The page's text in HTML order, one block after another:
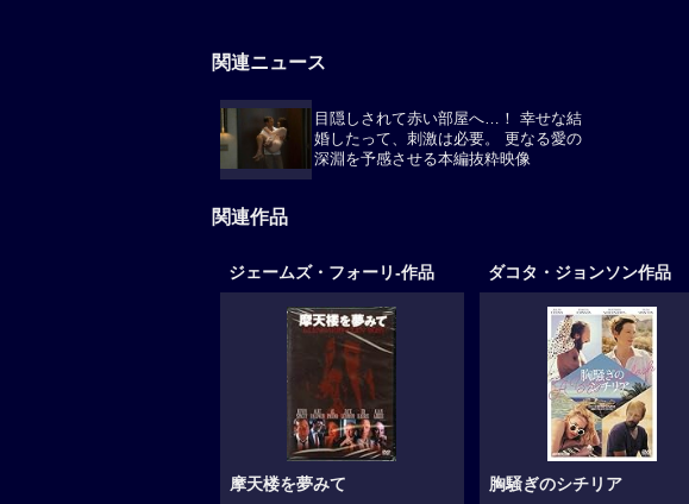
関連ニュース
目隠しされて赤い部屋へ…！ 幸せな結
婚したって、刺激は必要。 更なる愛の
深淵を予感させる本編抜粋映像
関連作品
ジェームズ・フォーリ-作品
摩天楼を夢みて
ダコタ・ジョンソン作品
胸騒ぎのシチリア